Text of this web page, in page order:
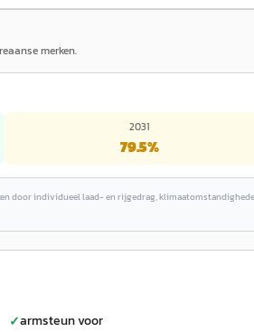
merken.
2031
79.5%
door individueel laad- en rijgedrag,
✓armsteun voor